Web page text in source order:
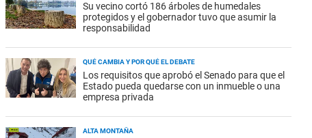
Su vecino cortó 186 árboles de humedales
protegidos y el gobernador tuvo que asumir la
responsabilidad
QUÉ CAMBIA Y POR QUÉ EL DEBATE
Los requisitos que aprobó el Senado para que el
Estado pueda quedarse con un inmueble o una
empresa privada
ALTA MONTAÑA